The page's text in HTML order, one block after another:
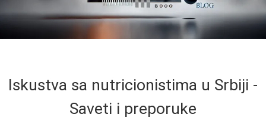
Iskustva sa nutricionistima u Srbiji -
Saveti i preporuke